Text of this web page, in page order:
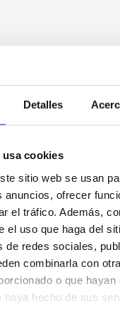
Detalles
usa cookies
sitio web se usan
anuncios, ofrecer
el tráfico. Además,
el uso que haga del
de redes sociales,
combinarla con
o que hayan
haya hecho de sus
12